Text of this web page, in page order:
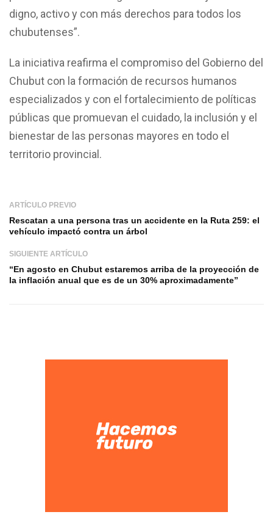
digno, activo y con más derechos para todos los
chubutenses”.
La iniciativa reafirma el compromiso del Gobierno del
Chubut con la formación de recursos humanos
especializados y con el fortalecimiento de políticas
públicas que promuevan el cuidado, la inclusión y el
bienestar de las personas mayores en todo el
territorio provincial.
ARTÍCULO PREVIO
Rescatan a una persona tras un accidente en la Ruta 259: el
vehículo impactó contra un árbol
SIGUIENTE ARTÍCULO
“En agosto en Chubut estaremos arriba de la proyección de
la inflación anual que es de un 30% aproximadamente”